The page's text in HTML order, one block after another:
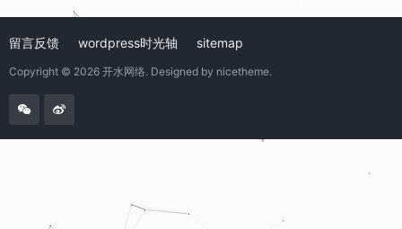
留言反馈 wordpress时光轴 sitemap
Copyright © 2026 开水网络. Designed by nicetheme.